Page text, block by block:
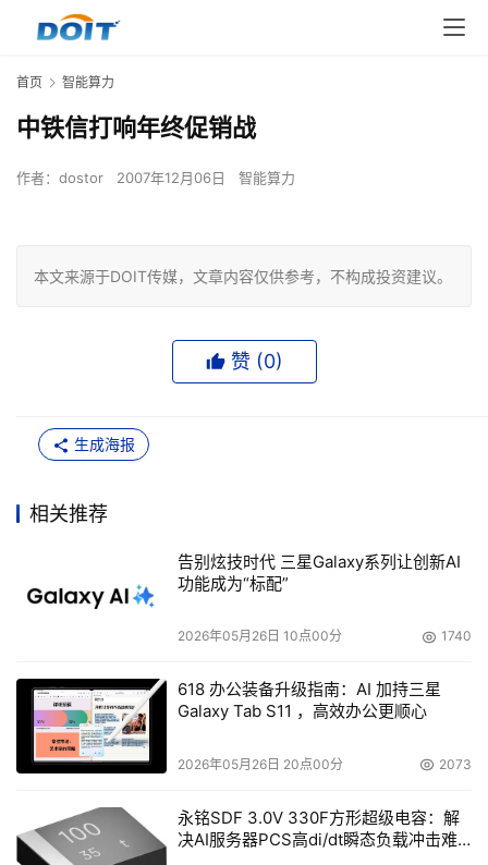
首页 智能算力
中铁信打响年终促销战
作者： dostor 2007年12月06日 智能算力
本文来源于DOIT传媒，文章内容仅供参考，不构成投资建议。
赞 (0)
生成海报
相关推荐
告别炫技时代 三星Galaxy系列让创新AI
功能成为“标配”
2026年05月26日 10点00分 1740
618 办公装备升级指南：AI 加持三星
Galaxy Tab S11 ，高效办公更顺心
2026年05月26日 20点00分 2073
永铭SDF 3.0V 330F方形超级电容：解
决AI服务器PCS高di/dt瞬态负载冲击难